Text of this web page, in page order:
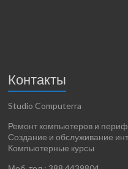
Контакты
Studio Computerra
Ремонт компьютеров и
Создание и обслуживание
Компьютерные курсы